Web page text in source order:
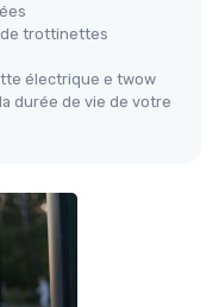
de trottinettes
électrique e twow
durée de vie de votre